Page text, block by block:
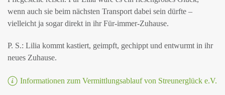
wenn auch sie beim nächsten Transport dabei sein dürfte –
vielleicht ja sogar direkt in ihr Für-immer-Zuhause.
P. S.: Lilia kommt kastiert, geimpft, gechippt und entwurmt in ihr
neues Zuhause.
Informationen zum Vermittlungsablauf von Streunerglück e.V.